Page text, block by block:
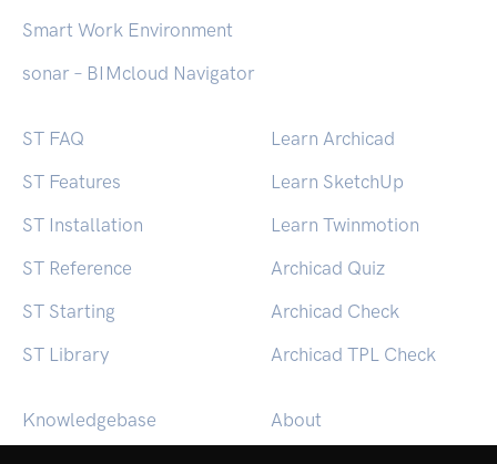
Smart Work Environment
sonar – BIMcloud Navigator
ST FAQ
ST Features
ST Installation
ST Reference
ST Starting
ST Library
Learn Archicad
Learn SketchUp
Learn Twinmotion
Archicad Quiz
Archicad Check
Archicad TPL Check
Knowledgebase
About